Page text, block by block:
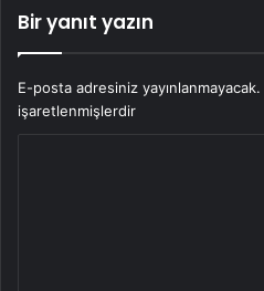
Bir yanıt yazın
E-posta adresiniz yayınlanmayacak.
işaretlenmişlerdir